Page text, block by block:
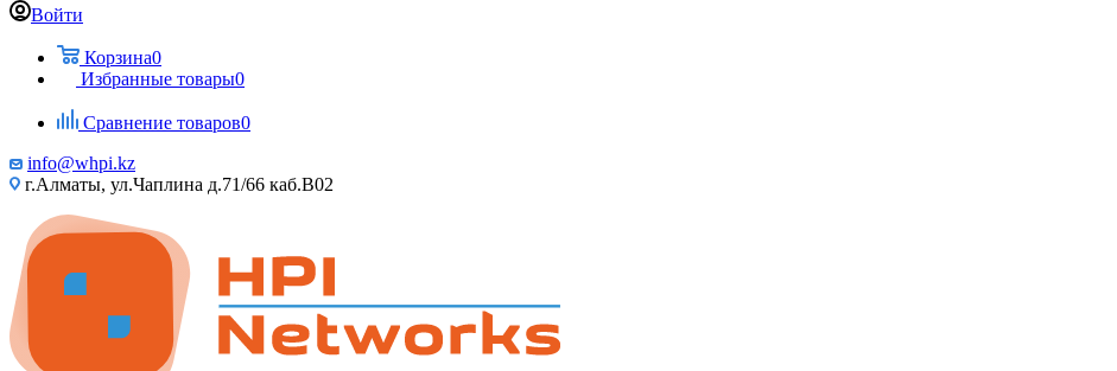
Войти
Корзина0
Избранные товары0
Сравнение товаров0
info@whpi.kz
г.Алматы, ул.Чаплина д.71/66 каб.B02